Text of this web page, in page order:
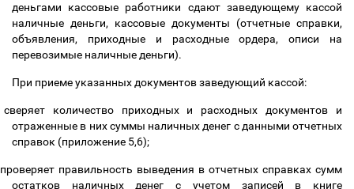
деньгами кассовые работники сдают заведующему кассой
наличные деньги, кассовые документы (отчетные справки,
объявления, приходные и расходные ордера, описи на
перевозимые наличные деньги).
При приеме указанных документов заведующий кассой:
сверяет количество приходных и расходных документов и
отраженные в них суммы наличных денег с данными отчетных
справок (приложение 5,6);
проверяет правильность выведения в отчетных справках сумм
остатков наличных денег с учетом записей в книге